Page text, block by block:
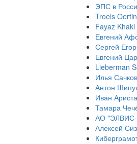
ЭПС в
Troels
Fayaz Khaki
Евгений
Сергей
Евгений
Lieberman
Илья Сачков
Антон
Иван
Тамара
АО
Алексей